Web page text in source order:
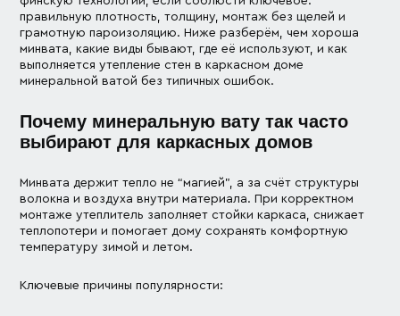
правильную плотность, толщину, монтаж без щелей и
грамотную пароизоляцию. Ниже разберём, чем хороша
минвата, какие виды бывают, где её используют, и как
выполняется утепление стен в каркасном доме
минеральной ватой без типичных ошибок.
Почему минеральную вату так часто
выбирают для каркасных домов
Минвата держит тепло не “магией”, а за счёт структуры
волокна и воздуха внутри материала. При корректном
монтаже утеплитель заполняет стойки каркаса, снижает
теплопотери и помогает дому сохранять комфортную
температуру зимой и летом.
Ключевые причины популярности:
Проектирование